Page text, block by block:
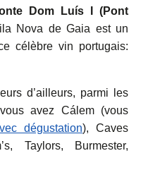
Dom Luís I (Pont
Nova de Gaia est un
célèbre vin portugais:
d’ailleurs, parmi les
avez Cálem (vous
dégustation), Caves
Taylors, Burmester,